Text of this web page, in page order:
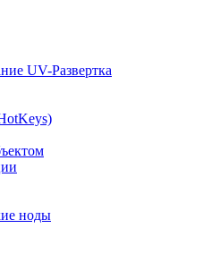
UV-Развертка
ноды